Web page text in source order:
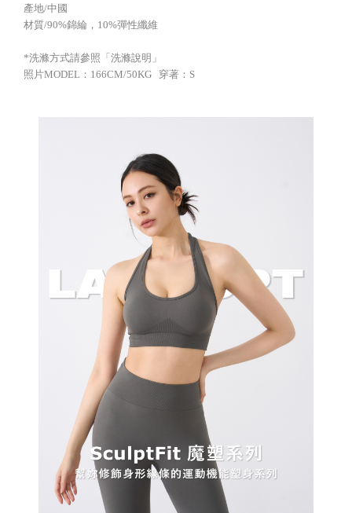
產地/中國
材質/90%錦綸，10%彈性纖維
*洗滌方式請參照「洗滌說明」
照片MODEL：166CM/50KG 穿著：S